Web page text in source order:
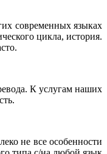
современных языках
цикла, история.
К услугам наших
не все особенности